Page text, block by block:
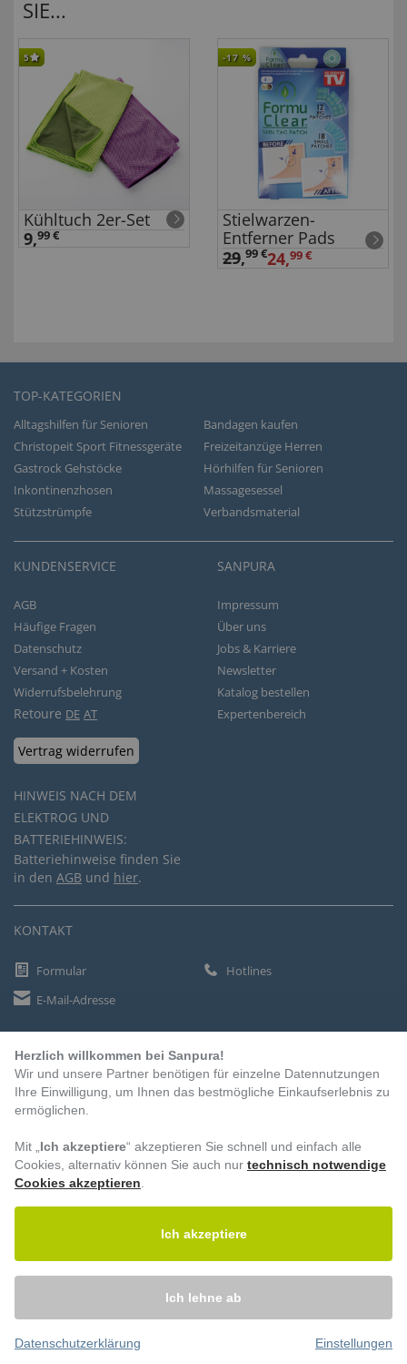
SIE...
5
Kühltuch 2er-Set
9,99 €
-17 %
Stielwarzen-
Entferner Pads
29,99 €24,99 €
TOP-KATEGORIEN
Alltagshilfen für Senioren
Bandagen kaufen
Christopeit Sport Fitnessgeräte
Freizeitanzüge Herren
Gastrock Gehstöcke
Hörhilfen für Senioren
Inkontinenzhosen
Massagesessel
Stützstrümpfe
Verbandsmaterial
KUNDENSERVICE
AGB
Häufige Fragen
Datenschutz
Versand + Kosten
Widerrufsbelehrung
Retoure DE AT
Vertrag widerrufen
HINWEIS NACH DEM
ELEKTROG UND
BATTERIEHINWEIS:
Batteriehinweise finden Sie
in den AGB und hier.
SANPURA
Impressum
Über uns
Jobs & Karriere
Newsletter
Katalog bestellen
Expertenbereich
KONTAKT
Formular
Hotlines
E-Mail-Adresse
ZAHLUNGSARTEN
Vorkasse
BESUCHEN SIE UNS
© 2026 – Sanpura. Alle Rechte vorbehalten.
Herzlich willkommen bei Sanpura!
Wir und unsere Partner benötigen für einzelne Datennutzungen
Ihre Einwilligung, um Ihnen das bestmögliche Einkaufserlebnis zu
ermöglichen.
Mit „ Ich akzeptiere“ akzeptieren Sie schnell und einfach alle
Cookies, alternativ können Sie auch nur technisch notwendige
Cookies akzeptieren
Ich akzeptiere
Ich lehne ab
Datenschutzerklärung Einstellungen